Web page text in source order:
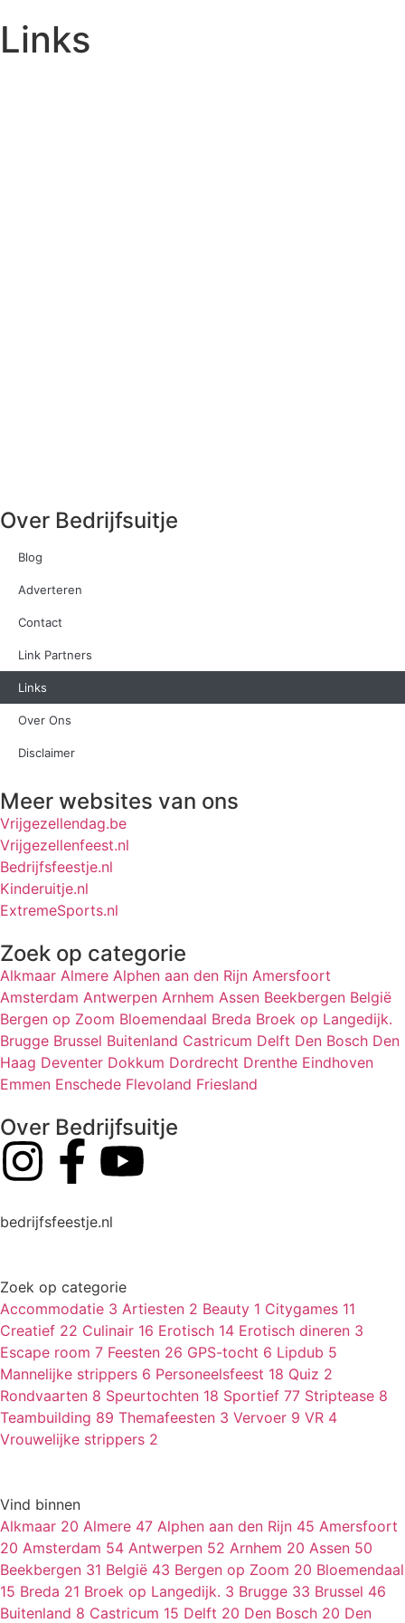
Links
Over Bedrijfsuitje
Blog
Adverteren
Contact
Link Partners
Links
Over Ons
Disclaimer
Meer websites van ons
Vrijgezellendag.be
Vrijgezellenfeest.nl
Bedrijfsfeestje.nl
Kinderuitje.nl
ExtremeSports.nl
Zoek op categorie
Alkmaar Almere Alphen aan den Rijn Amersfoort
Amsterdam Antwerpen Arnhem Assen Beekbergen België
Bergen op Zoom Bloemendaal Breda Broek op Langedijk.
Brugge Brussel Buitenland Castricum Delft Den Bosch Den
Haag Deventer Dokkum Dordrecht Drenthe Eindhoven
Emmen Enschede Flevoland Friesland
Over Bedrijfsuitje
bedrijfsfeestje.nl
Zoek op categorie
Accommodatie 3 Artiesten 2 Beauty 1 Citygames 11
Creatief 22 Culinair 16 Erotisch 14 Erotisch dineren 3
Escape room 7 Feesten 26 GPS-tocht 6 Lipdub 5
Mannelijke strippers 6 Personeelsfeest 18 Quiz 2
Rondvaarten 8 Speurtochten 18 Sportief 77 Striptease 8
Teambuilding 89 Themafeesten 3 Vervoer 9 VR 4
Vrouwelijke strippers 2
Vind binnen
Alkmaar 20 Almere 47 Alphen aan den Rijn 45 Amersfoort
20 Amsterdam 54 Antwerpen 52 Arnhem 20 Assen 50
Beekbergen 31 België 43 Bergen op Zoom 20 Bloemendaal
15 Breda 21 Broek op Langedijk. 3 Brugge 33 Brussel 46
Buitenland 8 Castricum 15 Delft 20 Den Bosch 20 Den